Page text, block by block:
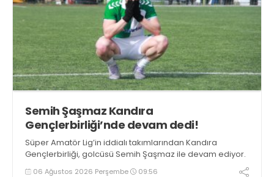
Semih Şaşmaz Kandıra
Gençlerbirliği’nde devam dedi!
Süper Amatör Lig’in iddialı takımlarından Kandıra
Gençlerbirliği, golcüsü Semih Şaşmaz ile devam ediyor.
06 Ağustos 2026 Perşembe 09:56